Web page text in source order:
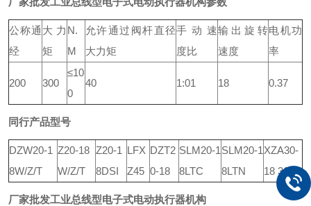
公称通
经
大力
矩
N.
M
允许通过阀杆直径
大力矩
手动速
度比
输出旋转
速度
电机功
率
200 300
≤10
0
40 1:01 18 0.37
同行产品型号
DZW20-1
8W/Z/T
Z20-18
W/Z/T
Z20-1
8DSI
LFX
Z45
DZT2
0-18
SLM20-1
8LTC
SLM20-1
8LTN
XZA30-
18 36
厂家批发工业总线型电子式电动执行器机构